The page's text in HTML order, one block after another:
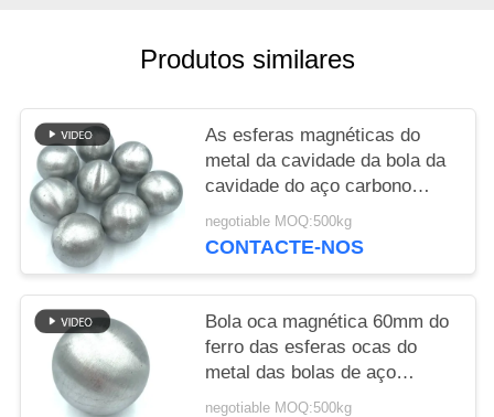
Produtos similares
As esferas magnéticas do
metal da cavidade da bola da
cavidade do aço carbono
lustraram a bola de aço oca
negotiable MOQ:500kg
CONTACTE-NOS
Bola oca magnética 60mm do
ferro das esferas ocas do
metal das bolas de aço
carbono
negotiable MOQ:500kg